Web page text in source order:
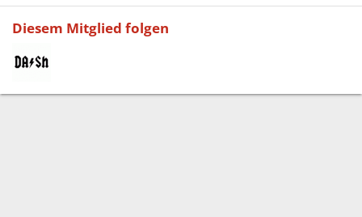
Diesem Mitglied folgen